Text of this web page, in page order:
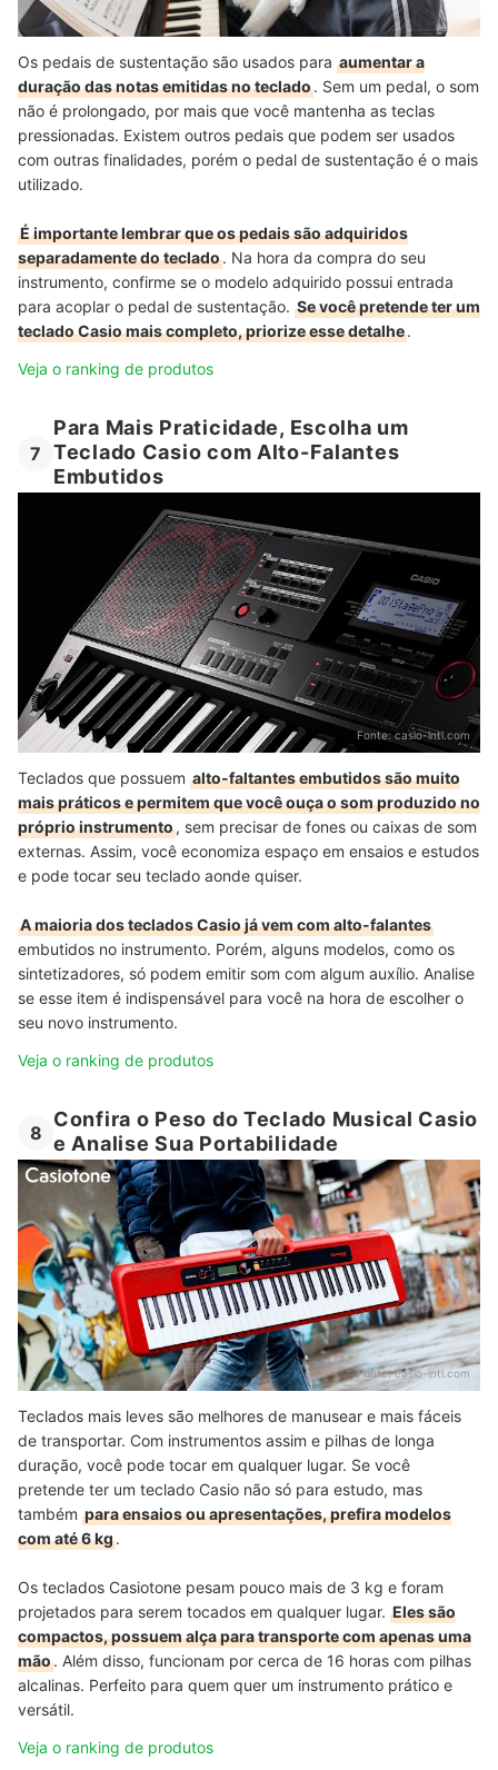
Os pedais de sustentação são usados para aumentar a
duração das notas emitidas no teclado. Sem um pedal, o som
não é prolongado, por mais que você mantenha as teclas
pressionadas. Existem outros pedais que podem ser usados
com outras finalidades, porém o pedal de sustentação é o mais
utilizado.
É importante lembrar que os pedais são adquiridos
separadamente do teclado. Na hora da compra do seu
instrumento, confirme se o modelo adquirido possui entrada
para acoplar o pedal de sustentação. Se você pretende ter um
teclado Casio mais completo, priorize esse detalhe.
Veja o ranking de produtos
7
Para Mais Praticidade, Escolha um
Teclado Casio com Alto-Falantes
Embutidos
Fonte:casio-intl.com
Teclados que possuem alto-faltantes embutidos são muito
mais práticos e permitem que você ouça o som produzido no
próprio instrumento, sem precisar de fones ou caixas de som
externas. Assim, você economiza espaço em ensaios e estudos
e pode tocar seu teclado aonde quiser.
A maioria dos teclados Casio já vem com alto-falantes
embutidos no instrumento. Porém, alguns modelos, como os
sintetizadores, só podem emitir som com algum auxílio. Analise
se esse item é indispensável para você na hora de escolher o
seu novo instrumento.
Veja o ranking de produtos
8
Confira o Peso do Teclado Musical Casio
e Analise Sua Portabilidade
Fonte:casio-intl.com
Teclados mais leves são melhores de manusear e mais fáceis
de transportar. Com instrumentos assim e pilhas de longa
duração, você pode tocar em qualquer lugar. Se você
pretende ter um teclado Casio não só para estudo, mas
também para ensaios ou apresentações, prefira modelos
com até 6 kg.
Os teclados Casiotone pesam pouco mais de 3 kg e foram
projetados para serem tocados em qualquer lugar. Eles são
compactos, possuem alça para transporte com apenas uma
mão. Além disso, funcionam por cerca de 16 horas com pilhas
alcalinas. Perfeito para quem quer um instrumento prático e
versátil.
Veja o ranking de produtos